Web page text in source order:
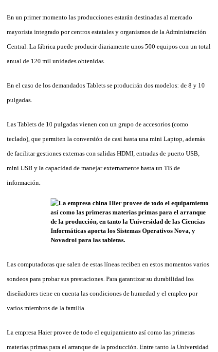
En un primer momento las producciones estarán destinadas al mercado
mayorista integrado por centros estatales y organismos de la Administración
Central. La fábrica puede producir diariamente unos 500 equipos con un total
anual de 120 mil unidades obtenidas.
En el caso de los demandados Tablets se producirán dos modelos: de 8 y 10
pulgadas.
Las Tablets de 10 pulgadas vienen con un grupo de accesorios (como
teclado), que permiten la conversión de casi hasta una mini Laptop, además
de facilitar gestiones externas con salidas HDMI, entradas de puerto USB,
mini USB y la capacidad de manejar externamente hasta un TB de
información.
Las computadoras que salen de estas líneas reciben en estos momentos varios
sondeos para probar sus prestaciones. Para garantizar su durabilidad los
diseñadores tiene en cuenta las condiciones de humedad y el empleo por
varios miembros de la familia.
La empresa Haier provee de todo el equipamiento así como las primeras
materias primas para el arranque de la producción. Entre tanto la Universidad